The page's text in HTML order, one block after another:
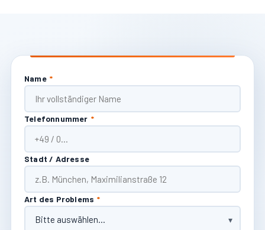
Name *
Telefonnummer *
Stadt / Adresse
Art des Problems *